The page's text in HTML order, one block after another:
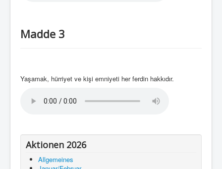
Madde 3
Yaşamak, hürriyet ve kişi emniyeti her ferdin hakkıdır.
Aktionen 2026
Allgemeines